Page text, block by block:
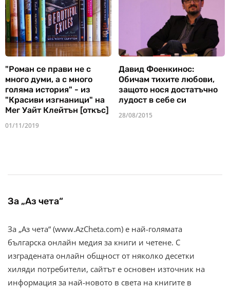
"Роман се прави не с
много думи, а с много
голяма история" - из
"Красиви изгнаници" на
Мег Уайт Клейтън [откъс]
01/11/2019
Давид Фоенкинос:
Обичам тихите любови,
защото нося достатъчно
лудост в себе си
28/08/2015
За „Аз чета“
За „Аз чета“ (www.AzCheta.com) е най-голямата
българска онлайн медия за книги и четене. С
изградената онлайн общност от няколко десетки
хиляди потребители, сайтът е основен източник на
информация за най-новото в света на книгите в